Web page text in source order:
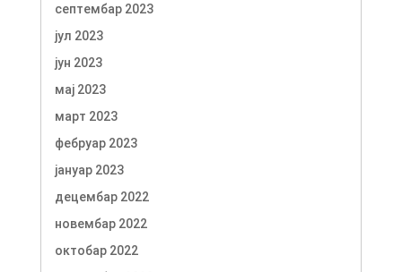
септембар 2023
јул 2023
јун 2023
мај 2023
март 2023
фебруар 2023
јануар 2023
децембар 2022
новембар 2022
октобар 2022